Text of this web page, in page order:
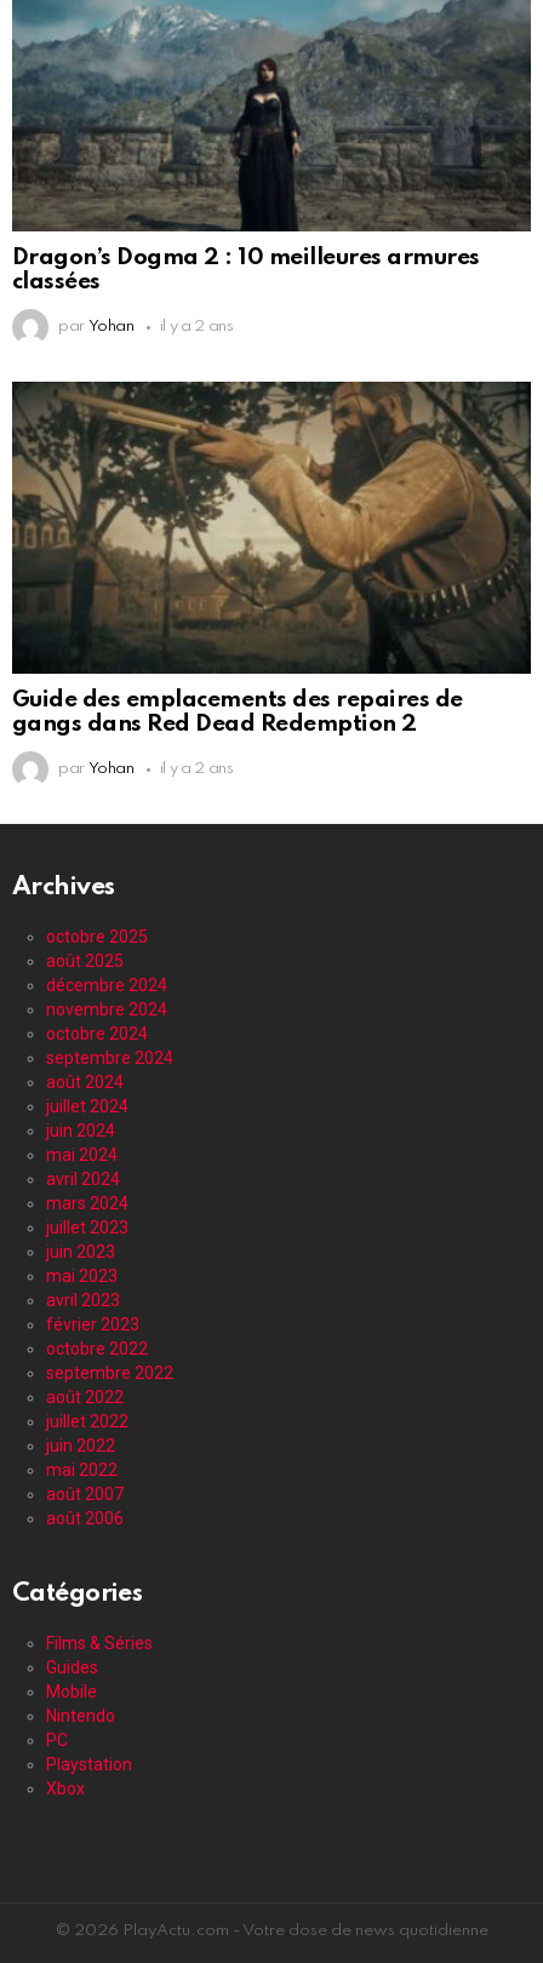
Dragon’s Dogma 2 : 10 meilleures armures
classées
par Yohan il y a 2 ans
Guide des emplacements des repaires de
gangs dans Red Dead Redemption 2
par Yohan il y a 2 ans
Archives
octobre 2025
août 2025
décembre 2024
novembre 2024
octobre 2024
septembre 2024
août 2024
juillet 2024
juin 2024
mai 2024
avril 2024
mars 2024
juillet 2023
juin 2023
mai 2023
avril 2023
février 2023
octobre 2022
septembre 2022
août 2022
juillet 2022
juin 2022
mai 2022
août 2007
août 2006
Catégories
Films & Séries
Guides
Mobile
Nintendo
PC
Playstation
Xbox
© 2026 PlayActu.com - Votre dose de news quotidienne